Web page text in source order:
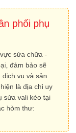
phối phụ
sửa chữa -
đảm bảo sẽ
vụ và sản
là địa chỉ uy
sửa vali kéo tại
hòm thư: